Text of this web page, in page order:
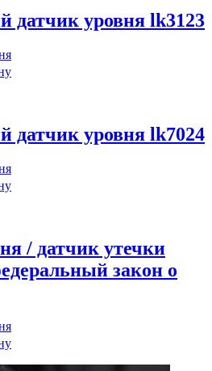
датчик уровня lk3123
датчик уровня lk7024
/ датчик утечки
закон о